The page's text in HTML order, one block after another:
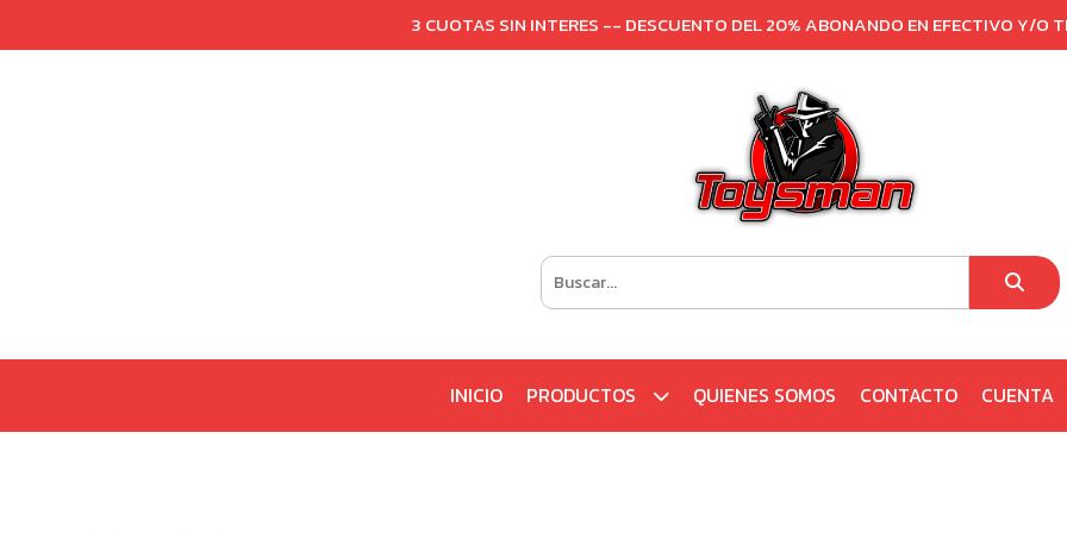
3 CUOTAS SIN INTERES -- DESCUENTO DEL 20% ABONANDO EN EFECTIVO Y/O
INICIO PRODUCTOS QUIENES SOMOS CONTACTO CUENTA